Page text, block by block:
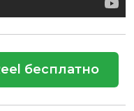
бесплатно